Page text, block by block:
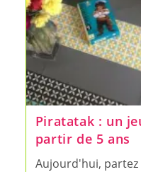
Piratatak : un
partir de 5 ans
Aujourd'hui, partez